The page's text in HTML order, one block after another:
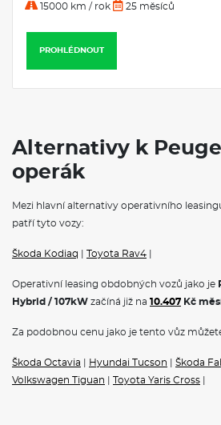
15000 km / rok 25 měsíců
PROHLÉDNOUT
Alternativy k
operák
Mezi hlavní alternativy operativního
patří tyto vozy:
Škoda Kodiaq Toyota Rav4
Operativní leasing obdobných vozů jako je
Hybrid / 107kW začíná již na 10.407 Kč
Za podobnou cenu jako je tento vůz
Škoda Octavia Hyundai Tucson Škoda
Volkswagen Tiguan
Toyota Yaris Cross